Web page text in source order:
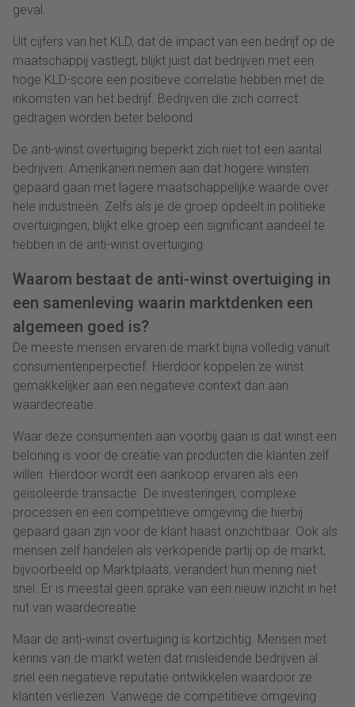
geval.
Uit cijfers van het KLD, dat de impact van een bedrijf op de
maatschappij vastlegt, blijkt juist dat bedrijven met een
hoge KLD-score een positieve correlatie hebben met de
inkomsten van het bedrijf. Bedrijven die zich correct
gedragen worden beter beloond.
De anti-winst overtuiging beperkt zich niet tot een aantal
bedrijven. Amerikanen nemen aan dat hogere winsten
gepaard gaan met lagere maatschappelijke waarde over
hele industrieën. Zelfs als je de groep opdeelt in politieke
overtuigingen, blijkt elke groep een significant aandeel te
hebben in de anti-winst overtuiging.
Waarom bestaat de anti-winst overtuiging in
een samenleving waarin marktdenken een
algemeen goed is?
De meeste mensen ervaren de markt bijna volledig vanuit
consumentenperpectief. Hierdoor koppelen ze winst
gemakkelijker aan een negatieve context dan aan
waardecreatie.
Waar deze consumenten aan voorbij gaan is dat winst een
beloning is voor de creatie van producten die klanten zelf
willen. Hierdoor wordt een aankoop ervaren als een
geïsoleerde transactie. De investeringen, complexe
processen en een competitieve omgeving die hierbij
gepaard gaan zijn voor de klant haast onzichtbaar. Ook als
mensen zelf handelen als verkopende partij op de markt,
bijvoorbeeld op Marktplaats, verandert hun mening niet
snel. Er is meestal geen sprake van een nieuw inzicht in het
nut van waardecreatie.
Maar de anti-winst overtuiging is kortzichtig. Mensen met
kennis van de markt weten dat misleidende bedrijven al
snel een negatieve reputatie ontwikkelen waardoor ze
klanten verliezen. Vanwege de competitieve omgeving